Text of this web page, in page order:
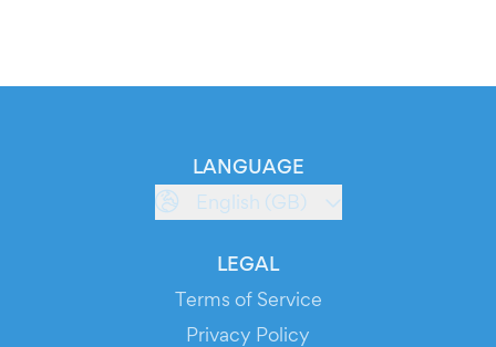
LANGUAGE
English (GB)
LEGAL
Terms of Service
Privacy Policy